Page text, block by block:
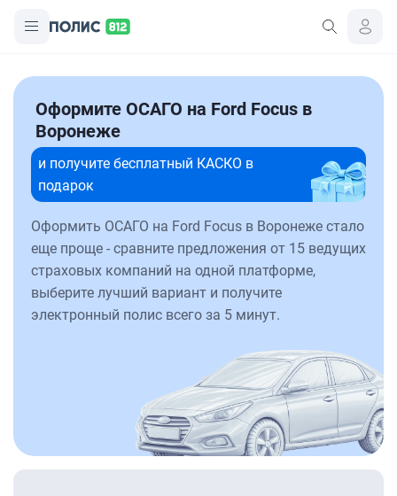
Оформите ОСАГО на Ford Focus в
Воронеже
и получите бесплатный КАСКО в
подарок
Оформить ОСАГО на Ford Focus в Воронеже стало
еще проще - сравните предложения от 15 ведущих
страховых компаний на одной платформе,
выберите лучший вариант и получите
электронный полис всего за 5 минут.